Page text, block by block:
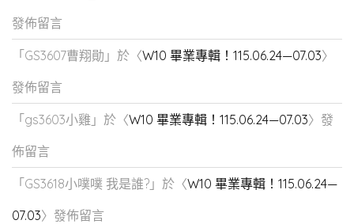
發佈留言
「GS3607曹翔勛 」於〈W10 畢業專輯！115.06.24—07.03〉
發佈留言
「gs3603小雞 」於〈W10 畢業專輯！115.06.24—07.03〉發
佈留言
「GS3618小噗噗 我是誰? 」於〈W10 畢業專輯！115.06.24—
07.03〉發佈留言